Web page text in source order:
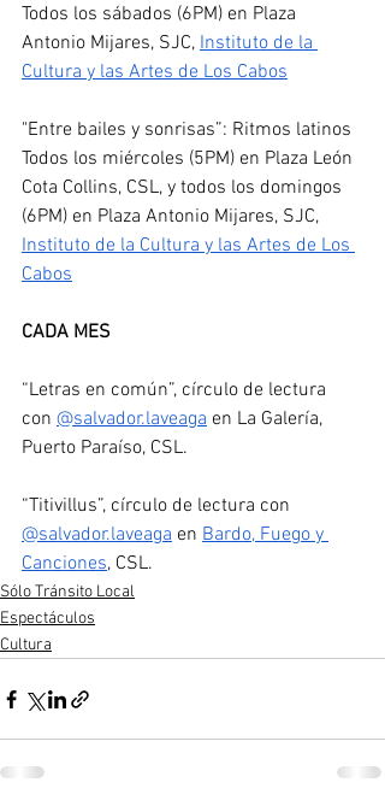
Todos los sábados (6PM) en Plaza
Antonio Mijares, SJC, Instituto de la
Cultura y las Artes de Los Cabos
"Entre bailes y sonrisas”: Ritmos latinos
Todos los miércoles (5PM) en Plaza León
Cota Collins, CSL, y todos los domingos
(6PM) en Plaza Antonio Mijares, SJC,
Instituto de la Cultura y las Artes de Los
Cabos
CADA MES
“Letras en común”, círculo de lectura
con @salvador.laveaga en La Galería,
Puerto Paraíso, CSL.
“Titivillus”, círculo de lectura con
@salvador.laveaga en Bardo, Fuego y
Canciones, CSL.
Sólo Tránsito Local
Espectáculos
Cultura